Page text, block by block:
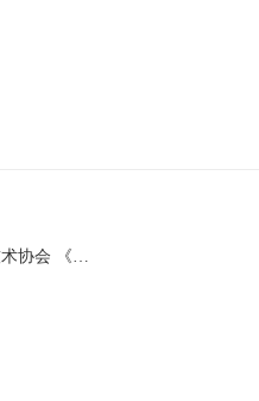
电脑商情报》社